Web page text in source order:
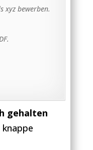
xyz bewerben.
gehalten